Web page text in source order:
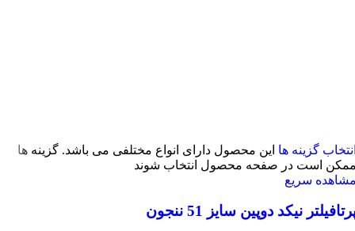
گزینه ها این محصول دارای انواع مختلفی می باشد. گزینه ها
است در صفحه محصول انتخاب شوند
سریع
نیکد دوپین سایز 51 ننجون